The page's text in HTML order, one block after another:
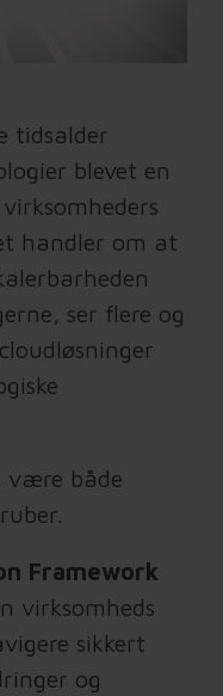
tidsalder
blevet en
handler om at
ser flere og
være både
Framework
virksomheds
sikkert
og